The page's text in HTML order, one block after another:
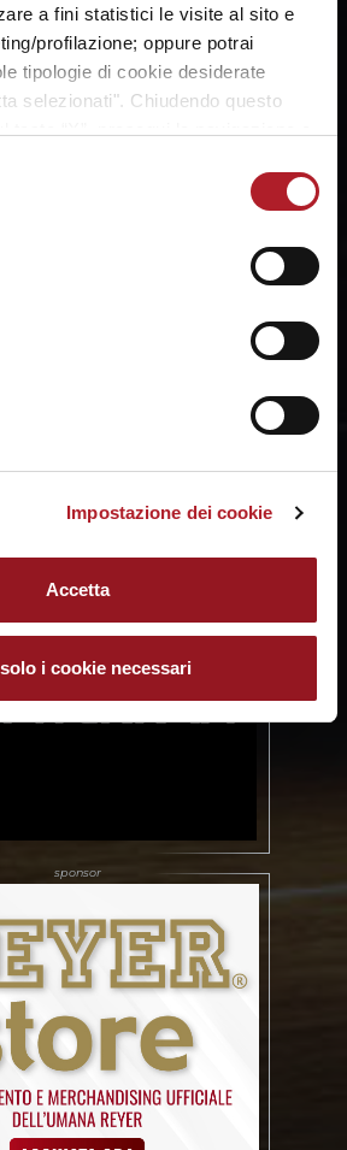
a fini statistici le visite al sito e
profilazione; oppure potrai
tipologie di cookie desiderate
selezionati". Chiudendo questo
modificare le tue preferenze in
il link “Impostazione dei cookie”
informazioni ti invitiamo a
Impostazione dei cookie
Accetta
i cookie necessari